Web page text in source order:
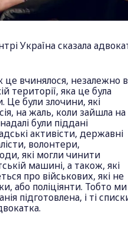
Україна сказала
вчинялося, незалежно
території, яка це була
Це були злочини, які
на жаль, коли зайшла на
були піддані
активісти, державні
волонтери,
які могли чинити
машині, а також, які
про військових, які не
або поліціянти. Тобто ми
підготовлена, і ті